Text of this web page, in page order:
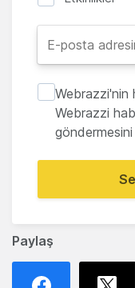
Paylaş
Webrazzi'nin
Webrazzi
göndermesini